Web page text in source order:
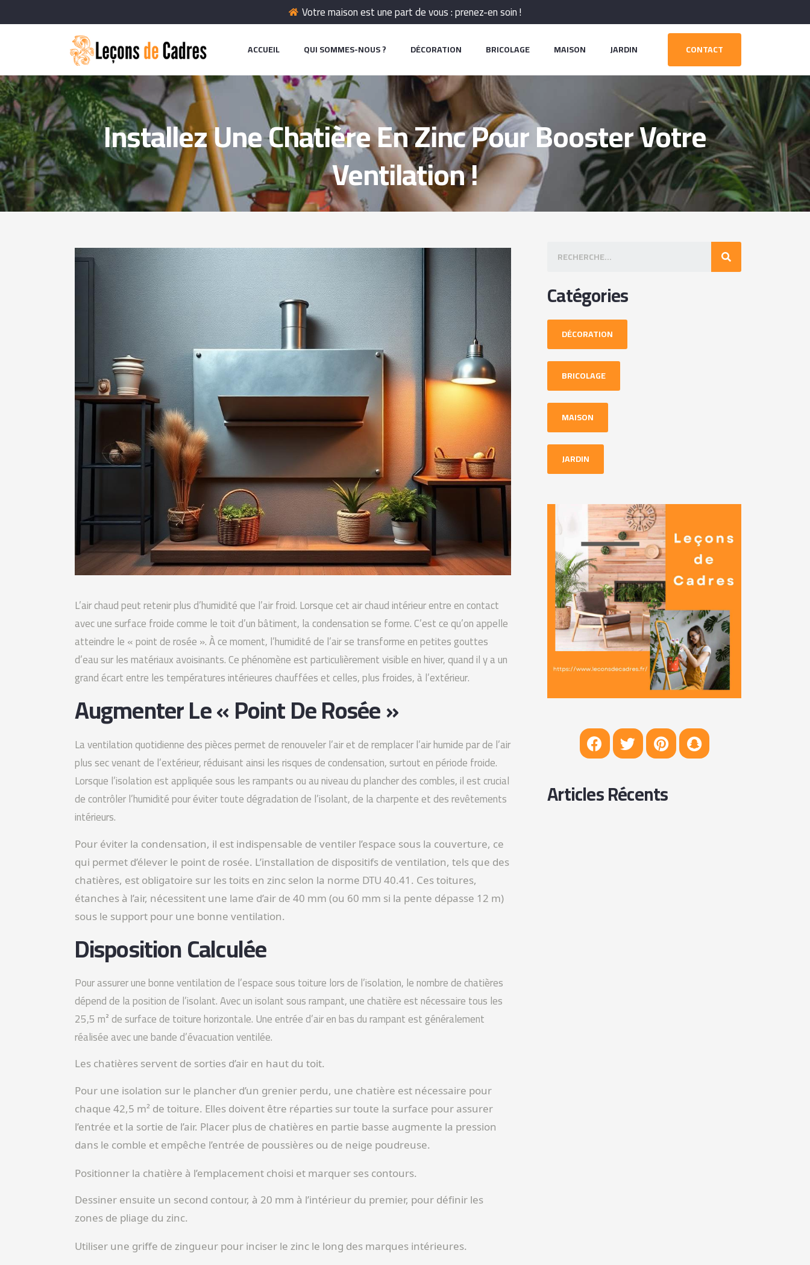
Votre maison est une part de vous : prenez-en soin !
ACCUEIL QUI SOMMES-NOUS ? DÉCORATION BRICOLAGE MAISON JARDIN CONTACT
Installez Une Chatière En Zinc Pour Booster Votre
Ventilation !
L’air chaud peut retenir plus d’humidité que l’air froid. Lorsque cet air chaud intérieur entre en contact
avec une surface froide comme le toit d’un bâtiment, la condensation se forme. C’est ce qu’on appelle
atteindre le « point de rosée ». À ce moment, l’humidité de l’air se transforme en petites gouttes
d’eau sur les matériaux avoisinants. Ce phénomène est particulièrement visible en hiver, quand il y a un
grand écart entre les températures intérieures chauffées et celles, plus froides, à l’extérieur.
Augmenter Le « Point De Rosée »
La ventilation quotidienne des pièces permet de renouveler l’air et de remplacer l’air humide par de l’air
plus sec venant de l’extérieur, réduisant ainsi les risques de condensation, surtout en période froide.
Lorsque l’isolation est appliquée sous les rampants ou au niveau du plancher des combles, il est crucial
de contrôler l’humidité pour éviter toute dégradation de l’isolant, de la charpente et des revêtements
intérieurs.
Pour éviter la condensation, il est indispensable de ventiler l’espace sous la couverture, ce
qui permet d’élever le point de rosée. L’installation de dispositifs de ventilation, tels que des
chatières, est obligatoire sur les toits en zinc selon la norme DTU 40.41. Ces toitures,
étanches à l’air, nécessitent une lame d’air de 40 mm (ou 60 mm si la pente dépasse 12 m)
sous le support pour une bonne ventilation.
Disposition Calculée
Pour assurer une bonne ventilation de l’espace sous toiture lors de l’isolation, le nombre de chatières
dépend de la position de l’isolant. Avec un isolant sous rampant, une chatière est nécessaire tous les
25,5 m² de surface de toiture horizontale. Une entrée d’air en bas du rampant est généralement
réalisée avec une bande d’évacuation ventilée.
Les chatières servent de sorties d’air en haut du toit.
Pour une isolation sur le plancher d’un grenier perdu, une chatière est nécessaire pour
chaque 42,5 m² de toiture. Elles doivent être réparties sur toute la surface pour assurer
l’entrée et la sortie de l’air. Placer plus de chatières en partie basse augmente la pression
dans le comble et empêche l’entrée de poussières ou de neige poudreuse.
Positionner la chatière à l’emplacement choisi et marquer ses contours.
Dessiner ensuite un second contour, à 20 mm à l’intérieur du premier, pour définir les
zones de pliage du zinc.
Utiliser une griffe de zingueur pour inciser le zinc le long des marques intérieures.
Catégories
DÉCORATION
BRICOLAGE
MAISON
JARDIN
Articles Récents